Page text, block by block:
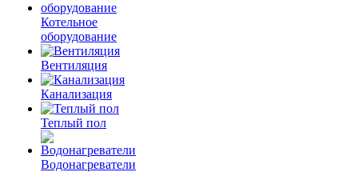
Котельное
оборудование
Вентиляция
Канализация
Теплый пол
Водонагреватели